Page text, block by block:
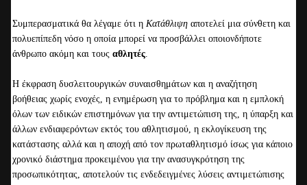
Συμπερασματικά θα λέγαμε ότι η Κατάθλιψη αποτελεί μια σύνθετη και
πολυεπίπεδη νόσο η οποία μπορεί να προσβάλλει οποιονδήποτε
άνθρωπο ακόμη και τους αθλητές.
Η έκφραση δυσλειτουργικών συναισθημάτων και η αναζήτηση
βοήθειας χωρίς ενοχές, η ενημέρωση για το πρόβλημα και η εμπλοκή
όλων των ειδικών επιστημόνων για την αντιμετώπιση της, η ύπαρξη και
άλλων ενδιαφερόντων εκτός του αθλητισμού, η εκλογίκευση της
κατάστασης αλλά και η αποχή από τον πρωταθλητισμό ίσως για κάποιο
χρονικό διάστημα προκειμένου για την ανασυγκρότηση της
προσωπικότητας, αποτελούν τις ενδεδειγμένες λύσεις αντιμετώπισης
ο
m
2